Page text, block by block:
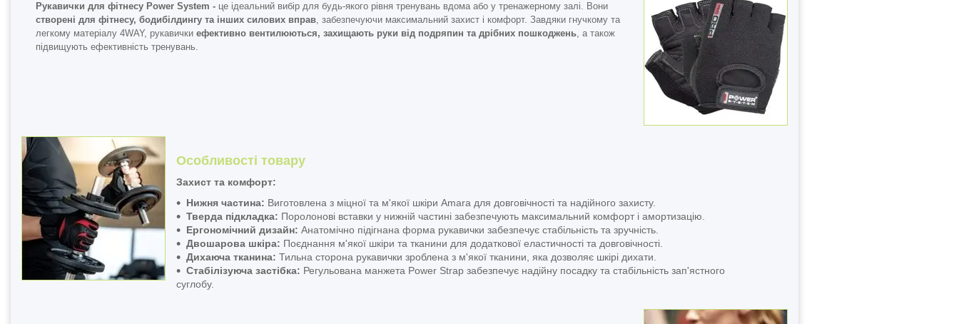
Рукавички для фітнесу Power System - це ідеальний вибір для будь-якого рівня тренувань вдома або у тренажерному залі. Вони
створені для фітнесу, бодибілдингу та інших силових вправ, забезпечуючи максимальний захист і комфорт. Завдяки гнучкому та
легкому матеріалу 4WAY, рукавички ефективно вентилюються, захищають руки від подряпин та дрібних пошкоджень, а також
підвищують ефективність тренувань.
Особливості товару
Захист та комфорт:
Нижня частина: Виготовлена з міцної та м'якої шкіри Amara для довговічності та надійного захисту.
Тверда підкладка: Поролонові вставки у нижній частині забезпечують максимальний комфорт і амортизацію.
Ергономічний дизайн: Анатомічно підігнана форма рукавички забезпечує стабільність та зручність.
Двошарова шкіра: Поєднання м'якої шкіри та тканини для додаткової еластичності та довговічності.
Дихаюча тканина: Тильна сторона рукавички зроблена з м'якої тканини, яка дозволяє шкірі дихати.
Стабілізуюча застібка: Регульована манжета Power Strap забезпечує надійну посадку та стабільність зап'ястного
суглобу.